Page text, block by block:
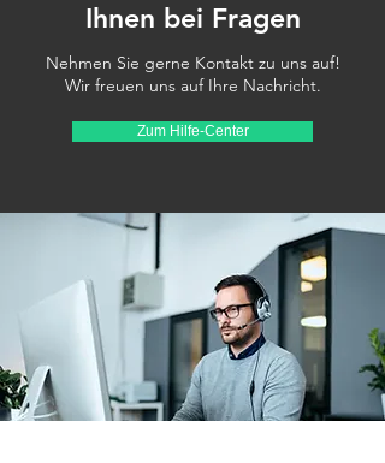
Ihnen bei Fragen
Nehmen Sie gerne Kontakt zu uns auf!
Wir freuen uns auf Ihre Nachricht.
Zum Hilfe-Center